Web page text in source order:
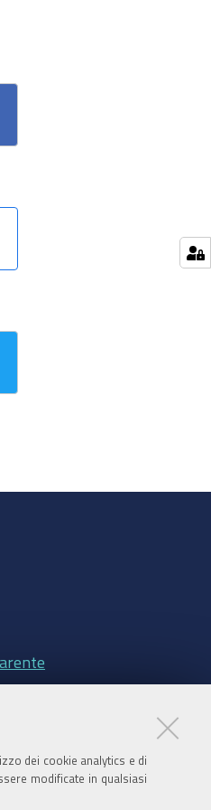
dei cookie analytics e di
modificate in qualsiasi